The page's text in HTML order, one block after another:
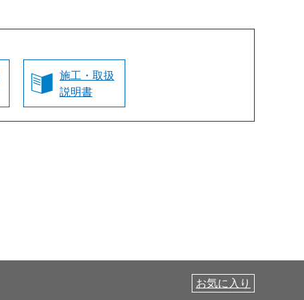
施工・取扱
説明書
お気に入り